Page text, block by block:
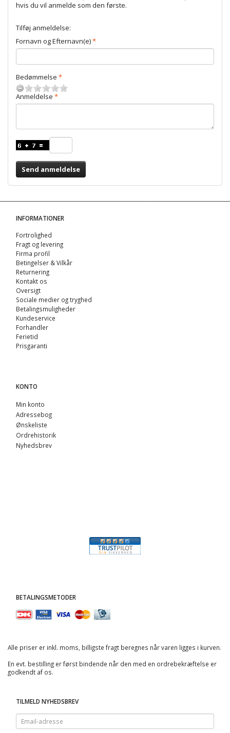
hvis du vil anmelde som den første.
Tilføj anmeldelse:
Fornavn og Efternavn(e)
Bedømmelse
Anmeldelse
Send anmeldelse
INFORMATIONER
Fortrolighed
Fragt og levering
Firma profil
Betingelser & Vilkår
Returnering
Kontakt os
Oversigt
Sociale medier og tryghed
Betalingsmuligheder
Kundeservice
Forhandler
Ferietid
Prisgaranti
KONTO
Min konto
Adressebog
Ønskeliste
Ordrehistorik
Nyhedsbrev
BETALINGSMETODER
Alle priser er inkl. moms, billigste fragt beregnes når varen ligges i kurven.
En evt. bestilling er først bindende når den med en ordrebekræftelse er
godkendt af os.
TILMELD NYHEDSBREV
Email-
adresse